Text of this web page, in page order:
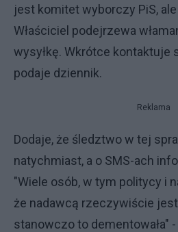
jest komitet wyborczy PiS,
Właściciel podejrzewa
wysyłkę. Wkrótce kontaktuje
podaje dziennik.
Reklama
Dodaje, że śledztwo w tej
natychmiast, a o SMS-ach
"Wiele osób, w tym politycy i
że nadawcą rzeczywiście
stanowczo to dementowała"